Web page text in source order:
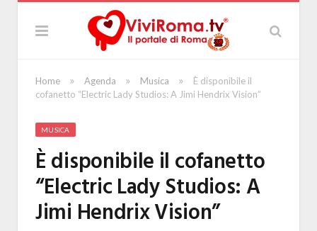
Home » Agenda » Musica »
È disponibile il
cofanetto “Electric Lady Studios: A Jimi Hendrix Vision”
MUSICA
È disponibile il cofanetto
“Electric Lady Studios: A
Jimi Hendrix Vision”